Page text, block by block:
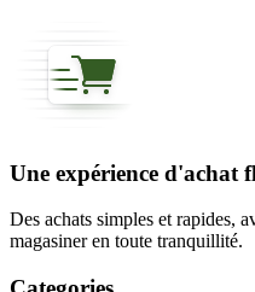
Une expérience d'achat
Des achats simples et rapides,
magasiner en toute tranquillité.